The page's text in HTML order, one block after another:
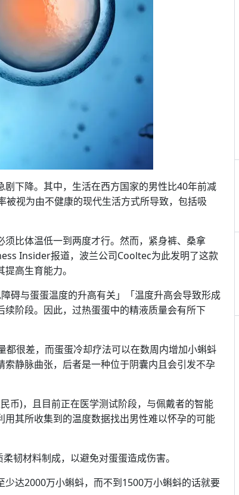
下降。其中，生活在西方国家的男性比40年前减
视为由不健康的现代生活方式所导致，包括吸
比体温低一到两度才行。然而，紧身裤、桑拿
Insider报道，波兰公司Cooltec为此发明了这款
高生育能力。
碍与蛋蛋温度的升高有关」「温度升高会导致形成
阶段。因此，过热蛋蛋中的精液质量会有所下
很差，而蛋蛋冷却疗法可以在数周内增加小蝌蚪
静脉曲张，后者是一种位于阴囊内且会引发不孕
币)，且目前正在医学测试阶段，与佩戴者的智能
其所收集到的温度数据找出男性难以怀孕的可能
韧材料制成，以避免对蛋蛋造成伤害。
达2000万小蝌蚪，而不到1500万小蝌蚪的话就要